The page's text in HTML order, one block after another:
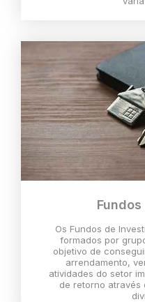
Os Fundos de
formados por
objetivo de
arrendamento,
atividades do setor
de retorno através